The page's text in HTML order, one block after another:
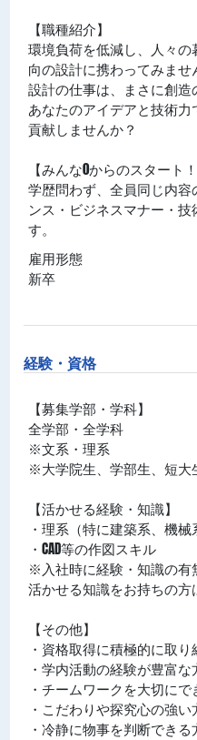
【職種紹介】
環境負荷を低減し、人々
向の設計に携わってみませ
設計の仕事は、まさに創造
あなたのアイデアと技術
貢献しませんか？
【みんな0からのスタート！
学歴問わず、全員同じ内
ンス・ビジネスマナー・
す。
雇用形態
新卒
経験・資格
【募集学部・学科】
全学部・全学科
※文系・理系
※大学院生、学部生、短大
【活かせる経験・知識】
・理系（特に建築系、機
・CAD等の作図スキル
※入社時に経験・知識の有
活かせる知識をお持ちの方
【その他】
・資格取得に積極的に取
・学内活動の経験が豊富な
・チームワークを大切にで
・こだわりや探究心の強い
・冷静に物事を判断できる